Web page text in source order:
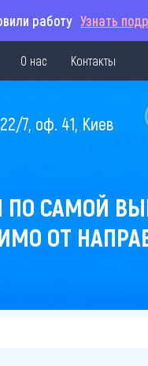
работу Узнать
О нас Контакты
7, оф. 41, Киев
САМОЙ
ОТ